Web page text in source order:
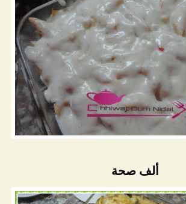
ألف صحة